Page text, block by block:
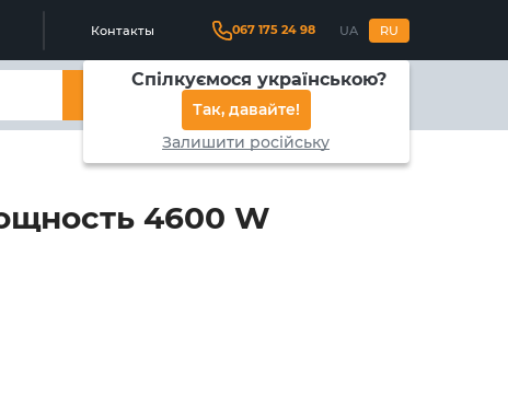
Контакты 067 175 24 98 UA RU
Спілкуємося українською?
Так, давайте!
Залишити російську
4600 W